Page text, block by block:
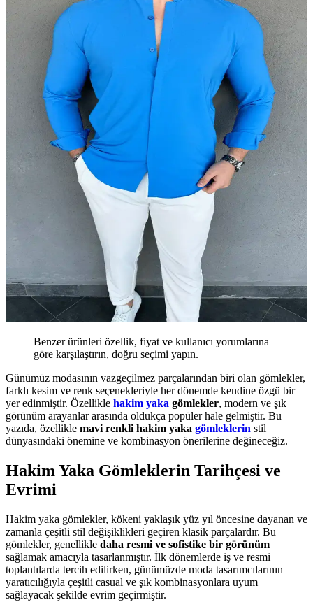
Benzer ürünleri özellik, fiyat ve kullanıcı yorumlarına
göre karşılaştırın, doğru seçimi yapın.
Günümüz modasının vazgeçilmez parçalarından biri olan gömlekler,
farklı kesim ve renk seçenekleriyle her dönemde kendine özgü bir
yer edinmiştir. Özellikle hakim yaka gömlekler, modern ve şık
görünüm arayanlar arasında oldukça popüler hale gelmiştir. Bu
yazıda, özellikle mavi renkli hakim yaka gömleklerin stil
dünyasındaki önemine ve kombinasyon önerilerine değineceğiz.
Hakim Yaka Gömleklerin Tarihçesi ve
Evrimi
Hakim yaka gömlekler, kökeni yaklaşık yüz yıl öncesine dayanan ve
zamanla çeşitli stil değişiklikleri geçiren klasik parçalardır. Bu
gömlekler, genellikle daha resmi ve sofistike bir görünüm
sağlamak amacıyla tasarlanmıştır. İlk dönemlerde iş ve resmi
toplantılarda tercih edilirken, günümüzde moda tasarımcılarının
yaratıcılığıyla çeşitli casual ve şık kombinasyonlara uyum
sağlayacak şekilde evrim geçirmiştir.